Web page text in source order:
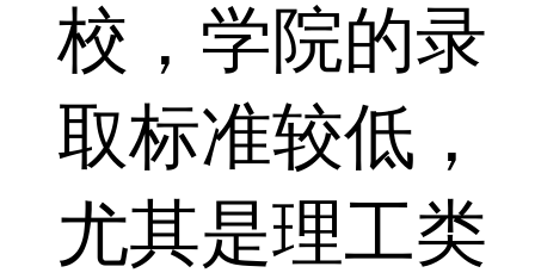
校，学院的录
取标准较低，
尤其是理工类